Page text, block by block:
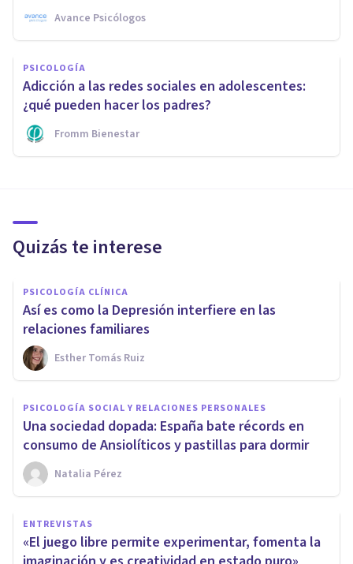
Avance Psicólogos
PSICOLOGÍA
Adicción a las redes sociales en adolescentes:
¿qué pueden hacer los padres?
Fromm Bienestar
Quizás te interese
PSICOLOGÍA CLÍNICA
Así es como la Depresión interfiere en las
relaciones familiares
Esther Tomás Ruiz
PSICOLOGÍA SOCIAL Y RELACIONES PERSONALES
Una sociedad dopada: España bate récords en
consumo de Ansiolíticos y pastillas para dormir
Natalia Pérez
ENTREVISTAS
«El juego libre permite experimentar, fomenta la